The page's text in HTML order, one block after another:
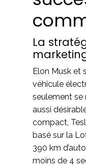
La
Elon Musk et
véhicule
seulement se
aussi
compact,
basé sur la
390 km
moins de 4